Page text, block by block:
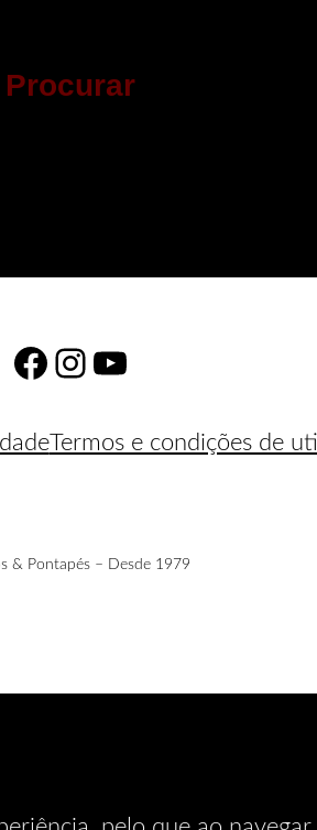
Procurar
Facebook
Instagram
YouTube
Termos e condições de
& Pontapés – Desde 1979